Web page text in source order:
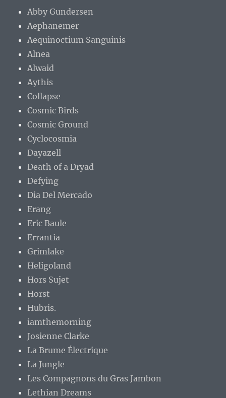
Abby Gundersen
Aephanemer
Aequinoctium Sanguinis
Alnea
Alwaid
Aythis
Collapse
Cosmic Birds
Cosmic Ground
Cyclocosmia
Dayazell
Death of a Dryad
Defying
Dia Del Mercado
Erang
Eric Baule
Errantia
Grimlake
Heligoland
Hors Sujet
Horst
Hubris.
iamthemorning
Josienne Clarke
La Brume Électrique
La Jungle
Les Compagnons du Gras Jambon
Lethian Dreams